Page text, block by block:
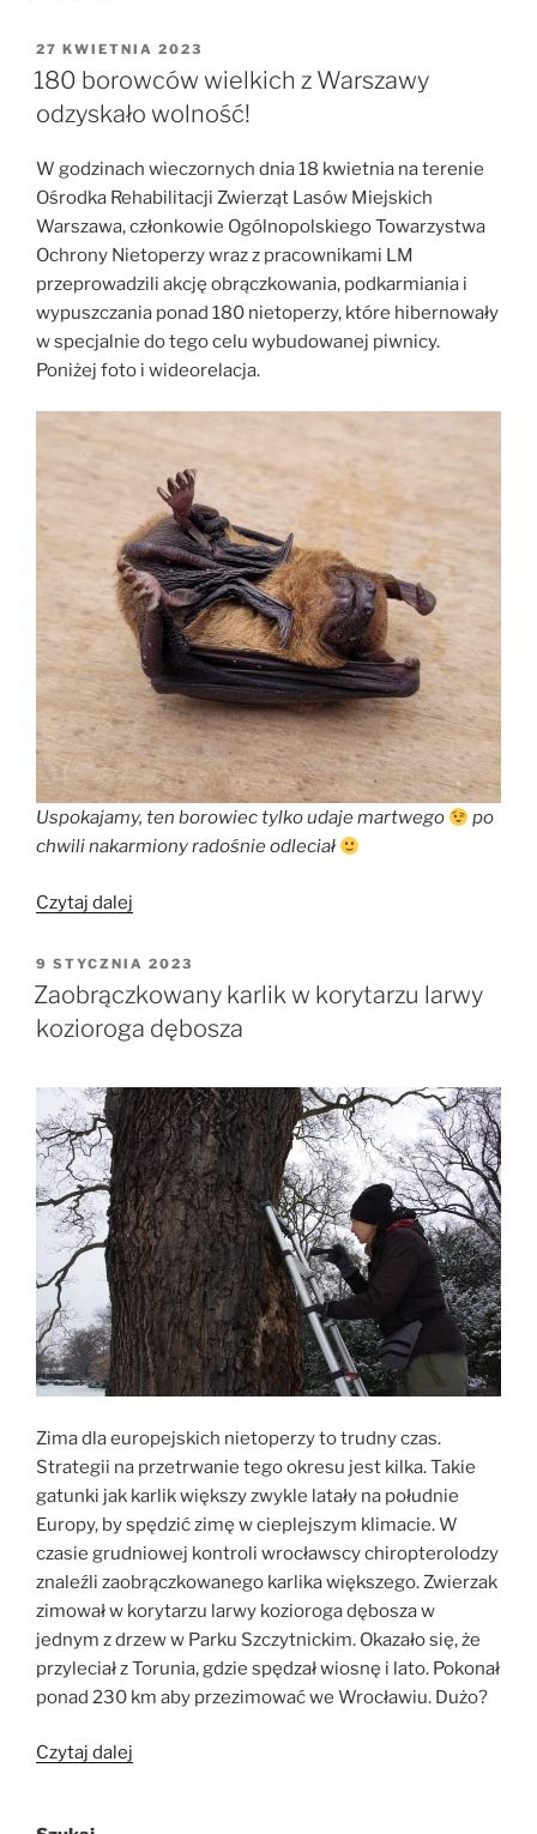
w
warszawskich
parkach”
OPUBLIKOWANE
W
27 KWIETNIA 2023
180 borowców wielkich z Warszawy
odzyskało wolność!
W godzinach wieczornych dnia 18 kwietnia na terenie
Ośrodka Rehabilitacji Zwierząt Lasów Miejskich
Warszawa, członkowie Ogólnopolskiego Towarzystwa
Ochrony Nietoperzy wraz z pracownikami LM
przeprowadzili akcję obrączkowania, podkarmiania i
wypuszczania ponad 180 nietoperzy, które hibernowały
w specjalnie do tego celu wybudowanej piwnicy.
Poniżej foto i wideorelacja.
Uspokajamy, ten borowiec tylko udaje martwego
po
chwili nakarmiony radośnie odleciał
Czytaj dalej
wielkich
z
Warszawy
odzyskało
OPUBLIKOWANE
W
9 STYCZNIA 2023
Zaobrączkowany karlik w korytarzu larwy
kozioroga dębosza
Zima dla europejskich nietoperzy to trudny czas.
Strategii na przetrwanie tego okresu jest kilka. Takie
gatunki jak karlik większy zwykle latały na południe
Europy, by spędzić zimę w cieplejszym klimacie. W
czasie grudniowej kontroli wrocławscy chiropterolodzy
znaleźli zaobrączkowanego karlika większego. Zwierzak
zimował w korytarzu larwy kozioroga dębosza w
jednym z drzew w Parku Szczytnickim. Okazało się, że
przyleciał z Torunia, gdzie spędzał wiosnę i lato. Pokonał
ponad 230 km aby przezimować we Wrocławiu. Dużo?
Czytaj dalej